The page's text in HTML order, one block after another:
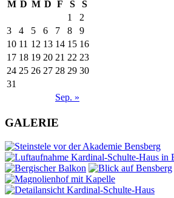
M D M D F S S
Sep. »
1
2
3
4 5 6 7 8
9
10 11 12 13 14 15 16
17 18 19 20 21 22 23
24 25 26 27 28 29 30
31
GALERIE